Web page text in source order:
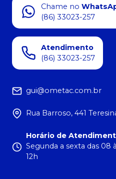
Chame no
(86) 33023-257
Atendimento
(86) 33023-257
gui@ometac.com.br
Rua Barroso, 441
Horário de
Segunda a sexta das 08
12h